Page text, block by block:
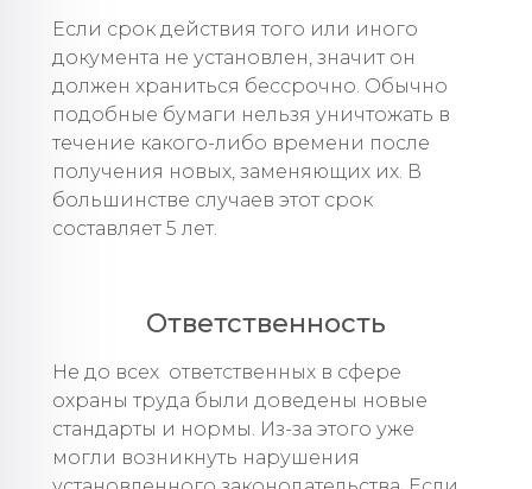
Если срок действия того или иного
документа не установлен, значит он
должен храниться бессрочно. Обычно
подобные бумаги нельзя уничтожать в
течение какого-либо времени после
получения новых, заменяющих их. В
большинстве случаев этот срок
составляет 5 лет.
Ответственность
Не до всех ответственных в сфере
охраны труда были доведены новые
стандарты и нормы. Из-за этого уже
могли возникнуть нарушения